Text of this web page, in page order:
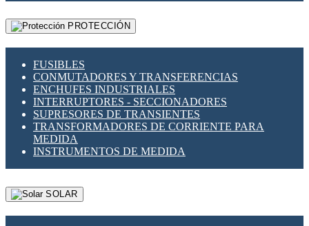
PROTECCIÓN
FUSIBLES
CONMUTADORES Y TRANSFERENCIAS
ENCHUFES INDUSTRIALES
INTERRUPTORES - SECCIONADORES
SUPRESORES DE TRANSIENTES
TRANSFORMADORES DE CORRIENTE PARA
MEDIDA
INSTRUMENTOS DE MEDIDA
SOLAR